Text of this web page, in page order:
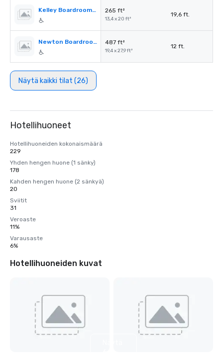
Kelley Boardroom Prefunction 265 ft²
13,4 x 20 ft²
19,6 ft.
Newton Boardroom 487 ft²
19,4 x 27,9 ft²
12 ft.
Näytä kaikki tilat (26)
Hotellihuoneet
Hotellihuoneiden kokonaismäärä
229
Yhden hengen huone (1 sänky)
178
Kahden hengen huone (2 sänkyä)
20
Sviitit
31
Veroaste
11%
Varausaste
6%
Hotellihuoneiden kuvat